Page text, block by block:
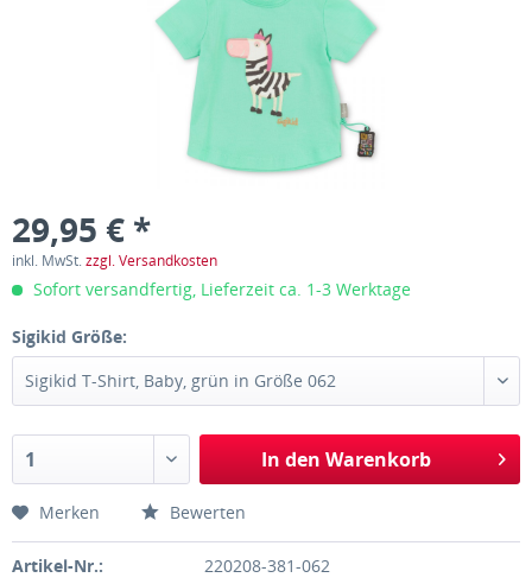
29,95 € *
inkl. MwSt.zzgl. Versandkosten
Sofort versandfertig, Lieferzeit ca. 1-3 Werktage
Sigikid Größe:
In den Warenkorb
Merken Bewerten
Artikel-Nr.: 220208-381-062